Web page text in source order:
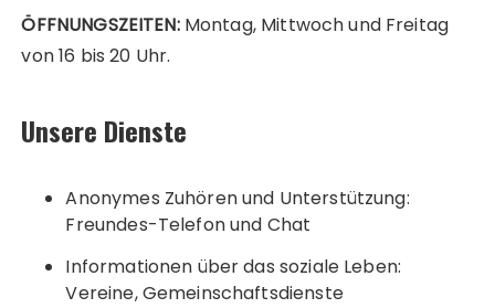
ÖFFNUNGSZEITEN:Montag, Mittwoch und Freitag
von 16 bis 20 Uhr.
Unsere Dienste
Anonymes Zuhören und Unterstützung:
Freundes-Telefon und Chat
Informationen über das soziale Leben:
Vereine, Gemeinschaftsdienste